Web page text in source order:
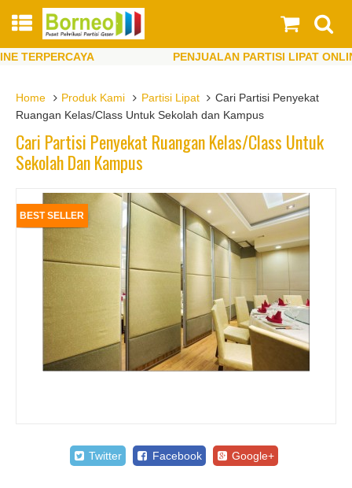
PENJUALAN PARTISI LIPAT ONLINE
Home
Produk Kami Partisi Lipat
Cari Partisi Penyekat
Ruangan Kelas/Class Untuk Sekolah dan Kampus
Cari Partisi Penyekat Ruangan Kelas/Class Untuk
Sekolah Dan Kampus
BEST SELLER
Twitter Facebook Google+